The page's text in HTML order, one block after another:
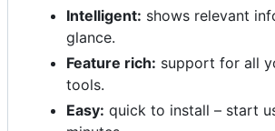
Intelligent: shows relevant
glance.
Feature rich: support for all
tools.
Easy: quick to install – start